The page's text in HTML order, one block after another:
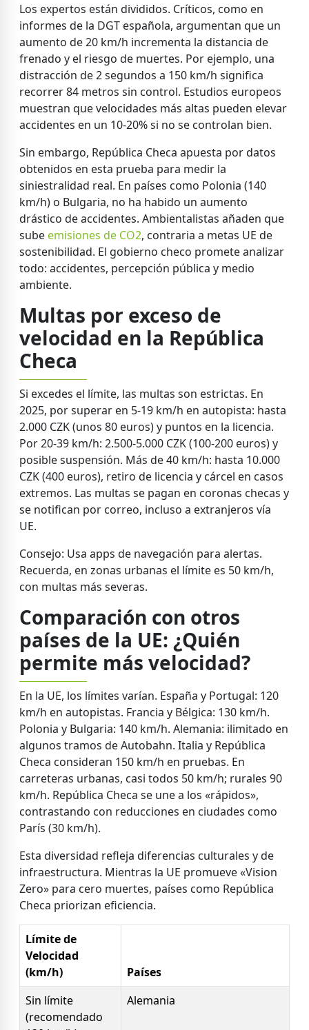
Los expertos están divididos. Críticos, como en
informes de la DGT española, argumentan que un
aumento de 20 km/h incrementa la distancia de
frenado y el riesgo de muertes. Por ejemplo, una
distracción de 2 segundos a 150 km/h significa
recorrer 84 metros sin control. Estudios europeos
muestran que velocidades más altas pueden elevar
accidentes en un 10-20% si no se controlan bien.
Sin embargo, República Checa apuesta por datos
obtenidos en esta prueba para medir la
siniestralidad real. En países como Polonia (140
km/h) o Bulgaria, no ha habido un aumento
drástico de accidentes. Ambientalistas añaden que
sube emisiones de CO2, contraria a metas UE de
sostenibilidad. El gobierno checo promete analizar
todo: accidentes, percepción pública y medio
ambiente.
Multas por exceso de
velocidad en la República
Checa
Si excedes el límite, las multas son estrictas. En
2025, por superar en 5-19 km/h en autopista: hasta
2.000 CZK (unos 80 euros) y puntos en la licencia.
Por 20-39 km/h: 2.500-5.000 CZK (100-200 euros) y
posible suspensión. Más de 40 km/h: hasta 10.000
CZK (400 euros), retiro de licencia y cárcel en casos
extremos. Las multas se pagan en coronas checas y
se notifican por correo, incluso a extranjeros vía
UE.
Consejo: Usa apps de navegación para alertas.
Recuerda, en zonas urbanas el límite es 50 km/h,
con multas más severas.
Comparación con otros
países de la UE: ¿Quién
permite más velocidad?
En la UE, los límites varían. España y Portugal: 120
km/h en autopistas. Francia y Bélgica: 130 km/h.
Polonia y Bulgaria: 140 km/h. Alemania: ilimitado en
algunos tramos de Autobahn. Italia y República
Checa consideran 150 km/h en pruebas. En
carreteras urbanas, casi todos 50 km/h; rurales 90
km/h. República Checa se une a los «rápidos»,
contrastando con reducciones en ciudades como
París (30 km/h).
Esta diversidad refleja diferencias culturales y de
infraestructura. Mientras la UE promueve «Vision
Zero» para cero muertes, países como República
Checa priorizan eficiencia.
Límite de
Velocidad
(km/h)
Países
Sin límite
(recomendado
Alemania